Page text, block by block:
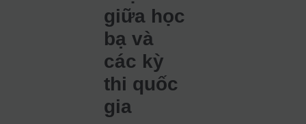
giữa học
bạ và
các kỳ
thi quốc
gia